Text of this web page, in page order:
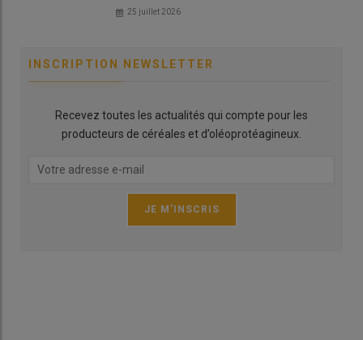
25 juillet 2026
INSCRIPTION NEWSLETTER
Recevez toutes les actualités qui compte pour les
producteurs de céréales et d’oléoprotéagineux.